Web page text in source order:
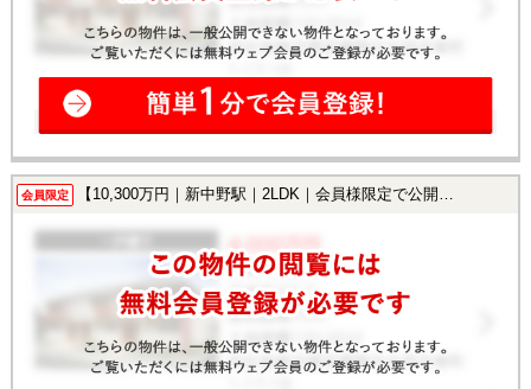
会員限定 【10,300万円｜新中野駅｜2LDK｜会員様限定で公開中！】